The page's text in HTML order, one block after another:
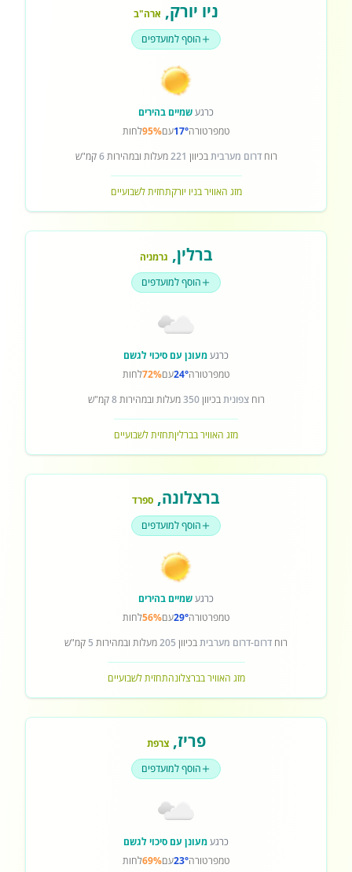
ניו יורק, ארה"ב
הוסף למועדפים
כרגעשמיים בהירים
טמפרטורה17°עם95%לחות
רוחדרום מערביתבכיוון 221מעלות ובמהירות6קמ"ש
מזג האוויר בניו יורקתחזית לשבועיים
ברלין, גרמניה
הוסף למועדפים
כרגעמעונן עם סיכוי לגשם
טמפרטורה24°עם72%לחות
רוחצפוניתבכיוון350מעלות ובמהירות8קמ"ש
מזג האוויר בברליןתחזית לשבועיים
ברצלונה, ספרד
הוסף למועדפים
כרגעשמיים בהירים
טמפרטורה29°עם56%לחות
רוח דרום-דרום מערביתבכיוון 205מעלות ובמהירות 5 קמ"ש
מזג האוויר בברצלונהתחזית לשבועיים
פריז,צרפת
הוסף למועדפים
כרגעמעונן עם סיכוי לגשם
טמפרטורה23°עם69%לחות